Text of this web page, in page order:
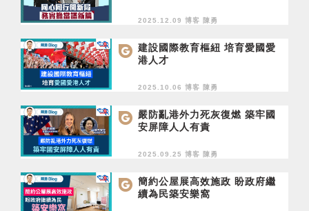
2025.12.09 博客 陳勇
建設國際教育樞紐 培育愛國愛
港人才
2025.10.06 博客 陳勇
嚴防亂港外力死灰復燃 築牢國
安屏障人人有責
2025.09.25 博客 陳勇
簡約公屋展高效施政 盼政府繼
續為民築安樂窩